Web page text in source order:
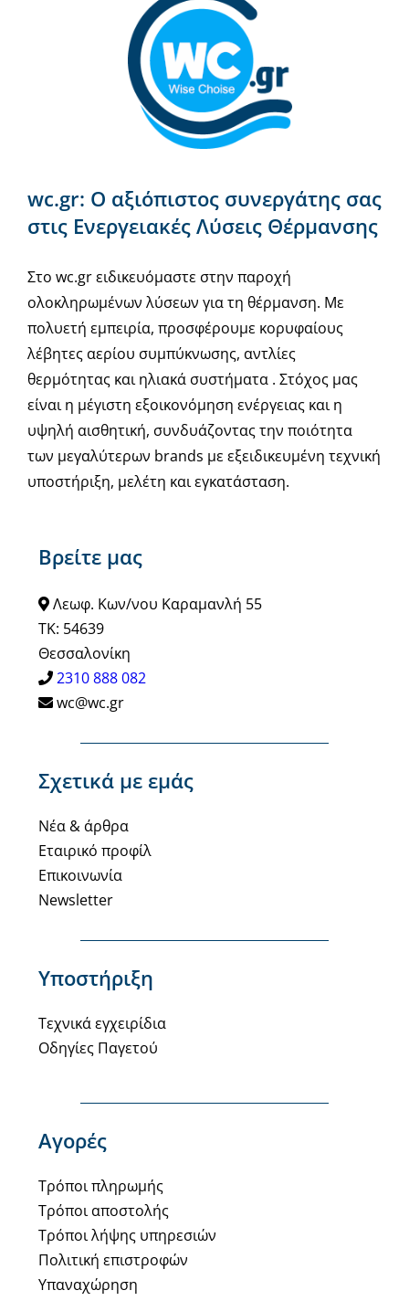
Βρείτε μας
Λεωφ. Κων/νου Καραμανλή 55
ΤΚ: 54639
Θεσσαλονίκη
2310 888 082
wc@wc.gr
Σχετικά με εμάς
Νέα & άρθρα
Εταιρικό προφίλ
Επικοινωνία
Newsletter
Υποστήριξη
Τεχνικά εγχειρίδια
Οδηγίες Παγετού
Αγορές
Τρόποι πληρωμής
Τρόποι αποστολής
Τρόποι λήψης υπηρεσιών
Πολιτική επιστροφών
Υπαναχώρηση
wc.gr: Ο αξιόπιστος συνεργάτης σας
στις Ενεργειακές Λύσεις Θέρμανσης
Στο wc.gr ειδικευόμαστε στην παροχή
ολοκληρωμένων λύσεων για τη θέρμανση. Με
πολυετή εμπειρία, προσφέρουμε κορυφαίους
λέβητες αερίου συμπύκνωσης, αντλίες
θερμότητας και ηλιακά συστήματα . Στόχος μας
είναι η μέγιστη εξοικονόμηση ενέργειας και η
υψηλή αισθητική, συνδυάζοντας την ποιότητα
των μεγαλύτερων brands με εξειδικευμένη τεχνική
υποστήριξη, μελέτη και εγκατάσταση.